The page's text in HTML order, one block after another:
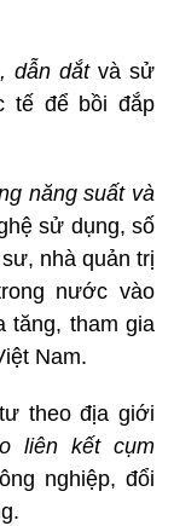
dẫn dắt và sử
tế để bồi đắp
năng suất và
sử dụng, số
nhà quản trị
nước vào
tăng, tham gia
Nam.
theo địa giới
liên kết cụm
nghiệp, đổi